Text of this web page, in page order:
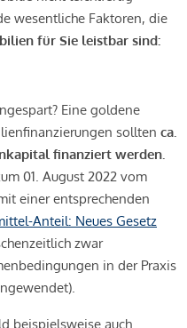
wesentliche Faktoren, die
für Sie leistbar sind:
Eine goldene
sollten ca.
finanziert werden.
01. August 2022 vom
einer entsprechenden
Anteil: Neues Gesetz
zwar
in der Praxis
beispielsweise auch